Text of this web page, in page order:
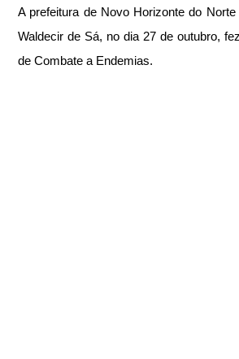
A prefeitura de Novo Horizonte do
Waldecir de Sá, no dia 27 de outubro,
de Combate a Endemias.